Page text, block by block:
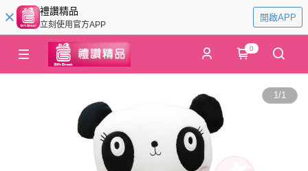
禮讚精品
立刻使用官方APP
開啟APP
0
1/1